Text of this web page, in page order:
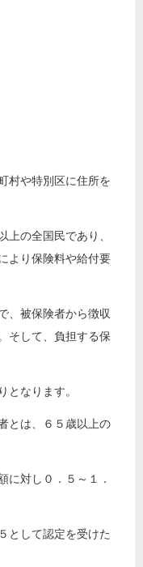
村や特別区に住所を
上の全国民であり、
より保険料や給付要
、被保険者から徴収
そして、負担する保
となります。
とは、６５歳以上の
に対し０．５～１．
として認定を受けた